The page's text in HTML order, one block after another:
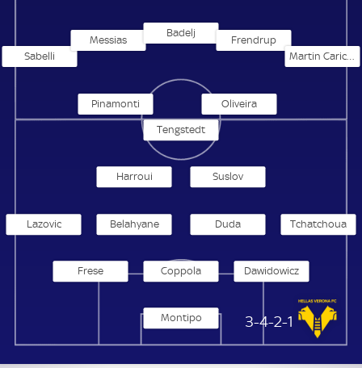
Sabelli
Messias
Badelj
Frendrup
Martin Caricol
Pinamonti Oliveira
Hellas Verona
3-4-2-1
Montipo
Dawidowicz
Coppola
Frese
Tchatchoua
Duda
Belahyane
Lazovic
Suslov
Harroui
Tengstedt